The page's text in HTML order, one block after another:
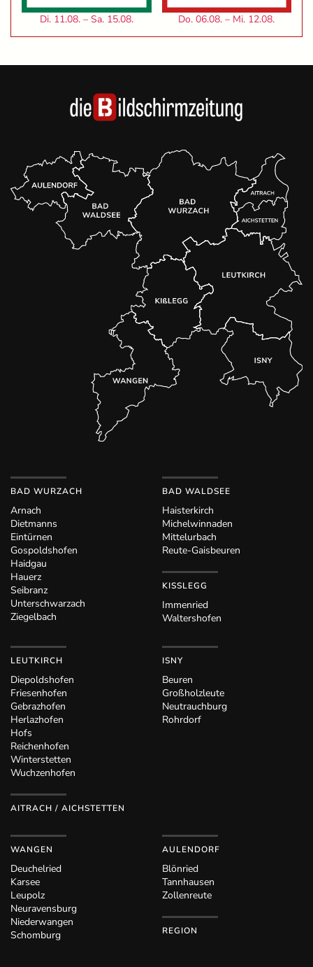
Di. 11.08. – Sa. 15.08. Do. 06.08. – Mi. 12.08.
BAD WURZACH
Arnach
Dietmanns
Eintürnen
Gospoldshofen
Haidgau
Hauerz
Seibranz
Unterschwarzach
Ziegelbach
BAD WALDSEE
Haisterkirch
Michelwinnaden
Mittelurbach
Reute-Gaisbeuren
KISSLEGG
Immenried
Waltershofen
LEUTKIRCH
Diepoldshofen
Friesenhofen
Gebrazhofen
Herlazhofen
Hofs
Reichenhofen
Winterstetten
Wuchzenhofen
AITRACH / AICHSTETTEN
ISNY
Beuren
Großholzleute
Neutrauchburg
Rohrdorf
WANGEN
Deuchelried
Karsee
Leupolz
Neuravensburg
Niederwangen
Schomburg
AULENDORF
Blönried
Tannhausen
Zollenreute
REGION